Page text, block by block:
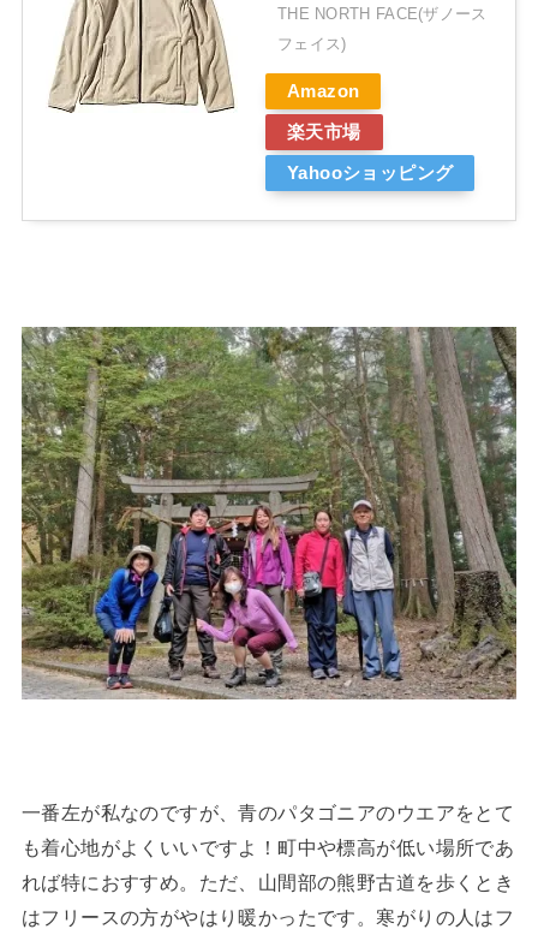
THE NORTH FACE(ザノース
フェイス)
Amazon
楽天市場
Yahooショッピング
一番左が私なのですが、青のパタゴニアのウエアをとて
も着心地がよくいいですよ！町中や標高が低い場所であ
れば特におすすめ。ただ、山間部の熊野古道を歩くとき
はフリースの方がやはり暖かったです。寒がりの人はフ